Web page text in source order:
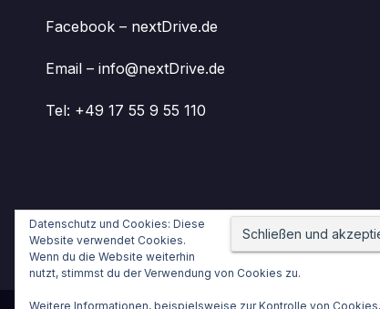
Facebook – nextDrive.de
Email – info@nextDrive.de
Tel: +49 17 55 9 55 110
nextDrive.de
Datenschutz und Cookies: Diese
Website verwendet Cookies.
Wenn du die Website weiterhin
nutzt, stimmst du der Verwendung von Cookies zu.
Weitere Informationen, beispielsweise zur Kontrolle von Cookies,